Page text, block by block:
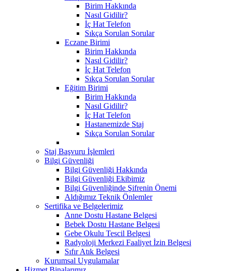
Birim Hakkında
Nasıl Gidilir?
İç Hat Telefon
Sıkça Sorulan Sorular
Eczane Birimi
Birim Hakkında
Nasıl Gidilir?
İç Hat Telefon
Sıkça Sorulan Sorular
Eğitim Birimi
Birim Hakkında
Nasıl Gidilir?
İç Hat Telefon
Hastanemizde Staj
Sıkça Sorulan Sorular
Staj Başvuru İşlemleri
Bilgi Güvenliği
Bilgi Güvenliği Hakkında
Bilgi Güvenliği Ekibimiz
Bilgi Güvenliğinde Şifrenin Önemi
Aldığımız Teknik Önlemler
Sertifika ve Belgelerimiz
Anne Dostu Hastane Belgesi
Bebek Dostu Hastane Belgesi
Gebe Okulu Tescil Belgesi
Radyoloji Merkezi Faaliyet İzin Belgesi
Sıfır Atık Belgesi
Kurumsal Uygulamalar